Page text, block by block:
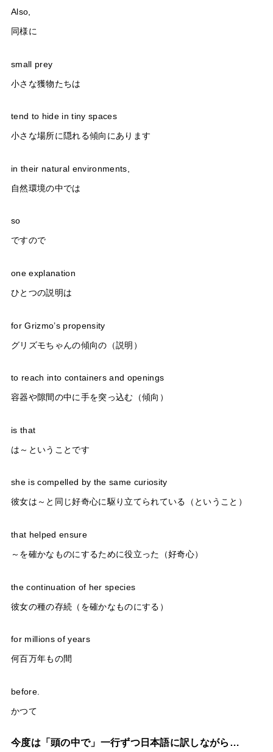
Also,
同様に
small prey
小さな獲物たちは
tend to hide in tiny spaces
小さな場所に隠れる傾向にあります
in their natural environments,
自然環境の中では
so
ですので
one explanation
ひとつの説明は
for Grizmo’s propensity
グリズモちゃんの傾向の（説明）
to reach into containers and openings
容器や隙間の中に手を突っ込む（傾向）
is that
は～ということです
she is compelled by the same curiosity
彼女は～と同じ好奇心に駆り立てられている（ということ）
that helped ensure
～を確かなものにするために役立った（好奇心）
the continuation of her species
彼女の種の存続（を確かなものにする）
for millions of years
何百万年もの間
before.
かつて
今度は「頭の中で」一行ずつ日本語に訳しながら…